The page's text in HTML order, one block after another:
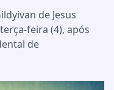
de Jesus
feira (4), após
de